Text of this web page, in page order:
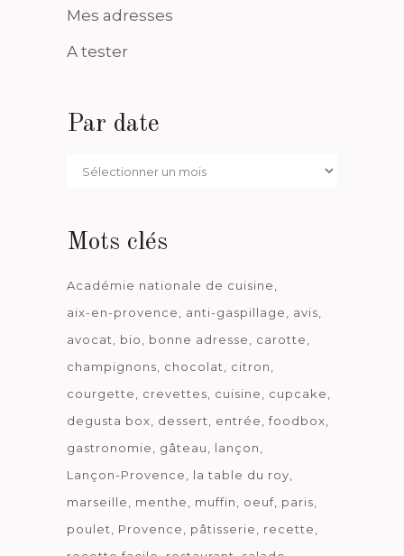
Mes adresses
A tester
Par date
Par
Mots clés
Académie nationale de cuisine
aix-en-provence
anti-gaspillage
avis
avocat
bio bonne adresse
carotte
champignons
chocolat
citron
courgette
crevettes cuisine
cupcake
degusta box
dessert entrée
foodbox
gastronomie
gâteau
lançon
Lançon-Provence
la table du roy
marseille
menthe muffin oeuf paris
poulet
Provence pâtisserie
recette